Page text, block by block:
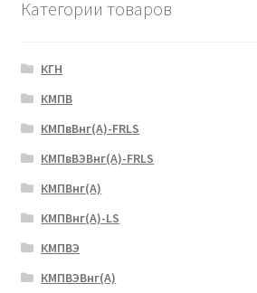
Категории товаров
КГН
КМПВ
КМПвВнг(А)-FRLS
КМПвВЭВнг(А)-FRLS
КМПВнг(А)
КМПВнг(А)-LS
КМПВЭ
КМПВЭBнг(А)